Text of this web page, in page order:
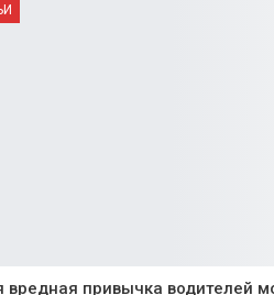
вредная привычка водителей